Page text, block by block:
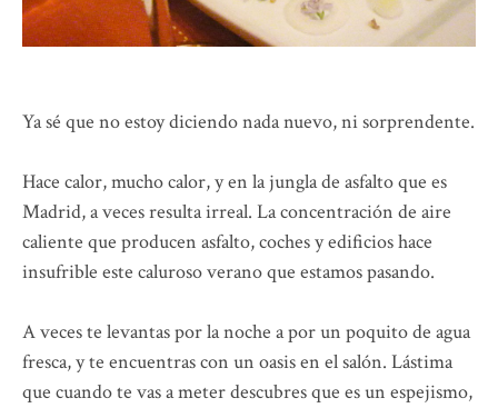
Ya sé que no estoy diciendo nada nuevo, ni sorprendente.
Hace calor, mucho calor, y en la jungla de asfalto que es
Madrid, a veces resulta irreal. La concentración de aire
caliente que producen asfalto, coches y edificios hace
insufrible este caluroso verano que estamos pasando.
A veces te levantas por la noche a por un poquito de agua
fresca, y te encuentras con un oasis en el salón. Lástima
que cuando te vas a meter descubres que es un espejismo,